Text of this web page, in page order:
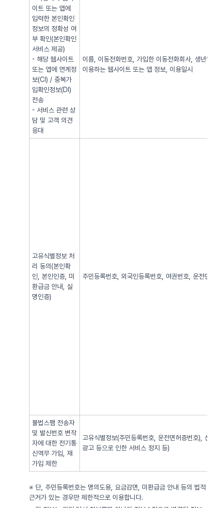
이트 또는 앱에
입력한 본인확인
정보의 정확성 여
부 확인(본인확인
서비스 제공)
- 해당 웹사이트
또는 앱에 연계정
보(CI) / 중복가
입확인정보(DI)
전송
- 서비스 관련 상
담 및 고객 의견
응대
이름, 이동전화번호, 가입한 이동전화회사, 생년
이용하는 웹사이트 또는 앱 정보, 이용일시
고유식별정보 처
리 동의(본인확
인, 본인인증, 미
환급금 안내, 실
명인증)
주민등록번호, 외국인등록번호, 여권번호, 운전면
불법스팸 전송자
및 발신번호 변작
자에 대한 전기통
신역무 가입, 재
가입 제한
고유식별정보(주민등록번호, 운전면허증번호), 신
광고 등으로 인한 서비스 정지 등)
※ 단, 주민등록번호는 명의도용, 요금감면, 미환급금 안내 등의 법적
근거가 있는 경우만 제한적으로 이용합니다.